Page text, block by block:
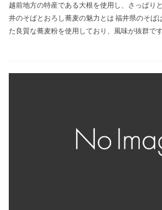
越前地方の特産である大根を使用し、さっぱり
井のそばとおろし蕎麦の魅力とは 福井県のそば
た良質な蕎麦粉を使用しており、風味が抜群で